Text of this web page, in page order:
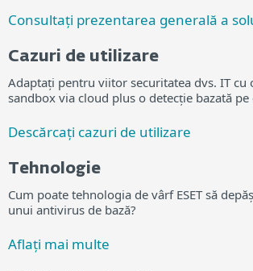
Consultați prezentarea generală a
Cazuri de utilizare
Adaptați pentru viitor securitatea dvs. IT cu
sandbox via cloud plus o detecție bazată
Descărcați cazuri de utilizare
Tehnologie
Cum poate tehnologia de vârf ESET să
unui antivirus de bază?
Aflați mai multe